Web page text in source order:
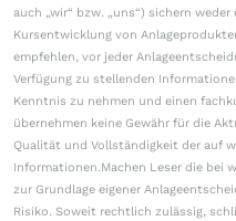
auch „wir“ bzw. „uns“) sichern
Kursentwicklung von
empfehlen, vor jeder
Verfügung zu stellenden
Kenntnis zu nehmen und einen
übernehmen keine Gewähr für die
Qualität und Vollständigkeit der auf
Informationen.Machen Leser die bei
zur Grundlage eigener
Risiko. Soweit rechtlich zulässig,